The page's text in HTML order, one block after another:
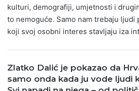
kulturi, demografiji, umjetnosti i
to nemoguće. Samo nam trebaju ljudi
koji svoj osobni interes stavljaju iza
Zlatko Dalić je pokazao da
samo onda kada ju vode ljudi